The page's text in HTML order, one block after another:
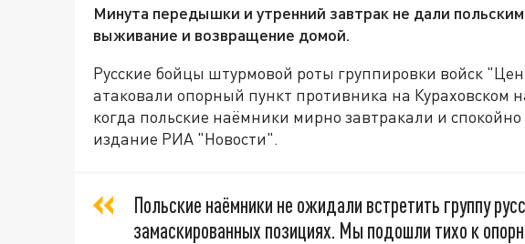
Минута передышки и утренний завтрак не дали
выживание и возвращение домой.
Русские бойцы штурмовой роты группировки войск
атаковали опорный пункт противника на Кураховском
когда польские наёмники мирно завтракали и
издание РИА "Новости".
Польские наёмники не ожидали встретить группу
замаскированных позициях. Мы подошли тихо к